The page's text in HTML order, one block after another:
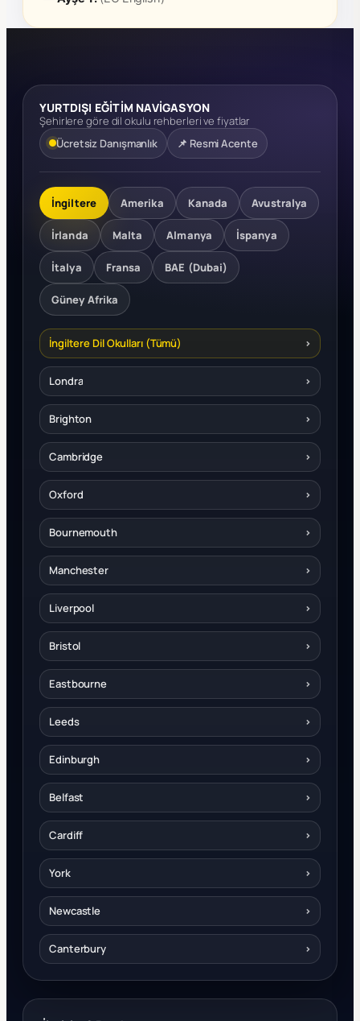
YURTDIŞI EĞİTİM NAVİGASYON
Şehirlere göre dil okulu rehberleri ve fiyatlar
Ücretsiz Danışmanlık
📌 Resmi Acente
İngiltere Amerika Kanada Avustralya
İrlanda Malta Almanya İspanya
İtalya Fransa BAE (Dubai)
Güney Afrika
İngiltere Dil Okulları (Tümü) ›
Londra ›
Brighton ›
Cambridge ›
Oxford ›
Bournemouth ›
Manchester ›
Liverpool ›
Bristol ›
Eastbourne ›
Leeds ›
Edinburgh ›
Belfast ›
Cardiff ›
York ›
Newcastle ›
Canterbury ›